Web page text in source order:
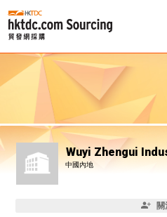
Wuyi Zhengui
中國內地
關